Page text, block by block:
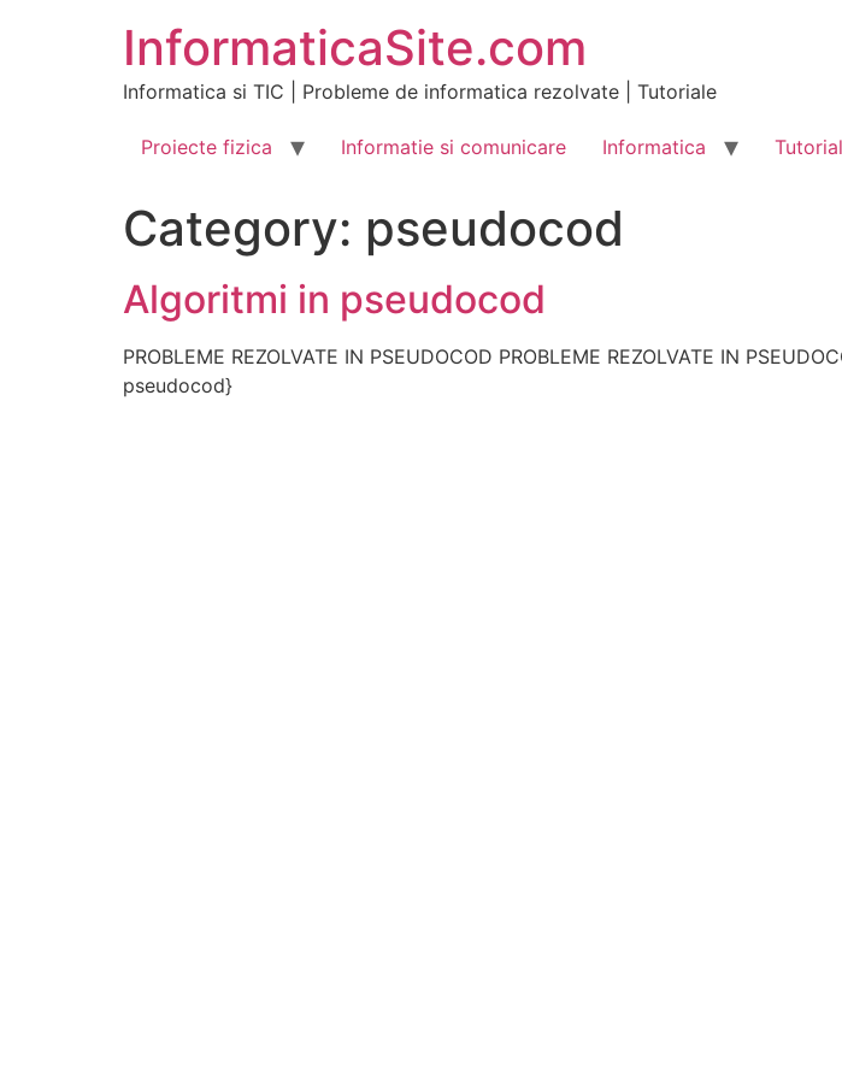
InformaticaSite.com
Informatica si TIC | Probleme de informatica rezolvate | Tutoriale
Proiecte fizica Informatie si comunicare Informatica
Category: pseudocod
Algoritmi in pseudocod
PROBLEME REZOLVATE IN PSEUDOCOD PROBLEME REZOLVATE IN
pseudocod}